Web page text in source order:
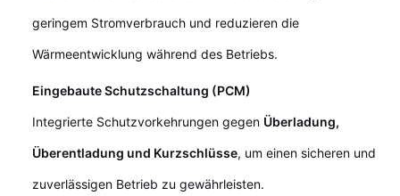
geringem Stromverbrauch und reduzieren die
Wärmeentwicklung während des Betriebs.
Eingebaute Schutzschaltung (PCM)
Integrierte Schutzvorkehrungen gegen Überladung,
Überentladung und Kurzschlüsse, um einen sicheren und
zuverlässigen Betrieb zu gewährleisten.